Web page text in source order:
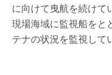
に向けて曳航を続けて
現場海域に監視船をと
テナの状況を監視して